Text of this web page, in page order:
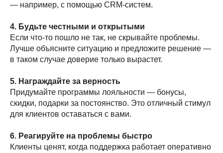
— например, с помощью CRM-систем.
4. Будьте честными и открытыми
Если что-то пошло не так, не скрывайте проблемы.
Лучше объясните ситуацию и предложите решение —
в таком случае доверие только вырастет.
5. Награждайте за верность
Придумайте программы лояльности — бонусы,
скидки, подарки за постоянство. Это отличный стимул
для клиентов оставаться с вами.
6. Реагируйте на проблемы быстро
Клиенты ценят, когда поддержка работает оперативно